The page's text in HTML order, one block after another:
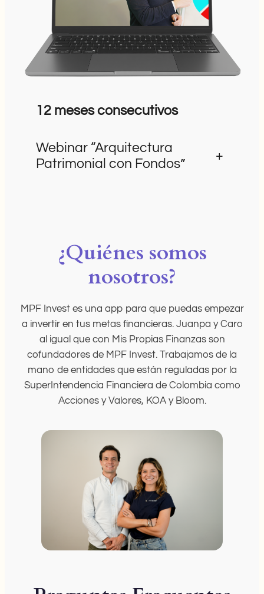
12 meses consecutivos
Webinar “Arquitectura
Patrimonial con Fondos”
+
¿Quiénes somos
nosotros?
MPF Invest es una app para que puedas empezar
a invertir en tus metas financieras. Juanpa y Caro
al igual que con Mis Propias Finanzas son
cofundadores de MPF Invest. Trabajamos de la
mano de entidades que están reguladas por la
SuperIntendencia Financiera de Colombia como
Acciones y Valores, KOA y Bloom.